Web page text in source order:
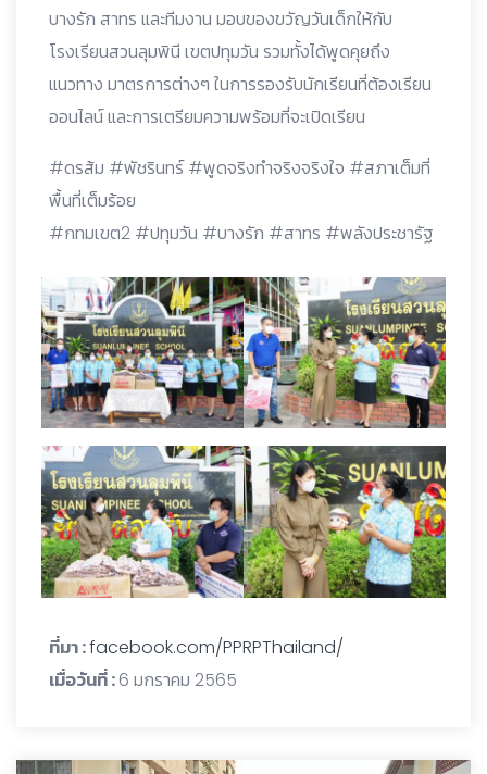
บางรัก สาทร และทีมงาน มอบของขวัญวันเด็กให้กับ
โรงเรียนสวนลุมพินี เขตปทุมวัน รวมทั้งได้พูดคุยถึง
แนวทาง มาตรการต่างๆ ในการรองรับนักเรียนที่ต้องเรียน
ออนไลน์ และการเตรียมความพร้อมที่จะเปิดเรียน
#ดรส้ม #พัชรินทร์ #พูดจริงทำจริงจริงใจ #สภาเต็มที่
พื้นที่เต็มร้อย
#กทมเขต2 #ปทุมวัน #บางรัก #สาทร #พลังประชารัฐ
ที่มา :facebook.com/PPRPThailand/
เมื่อวันที่ :6 มกราคม 2565